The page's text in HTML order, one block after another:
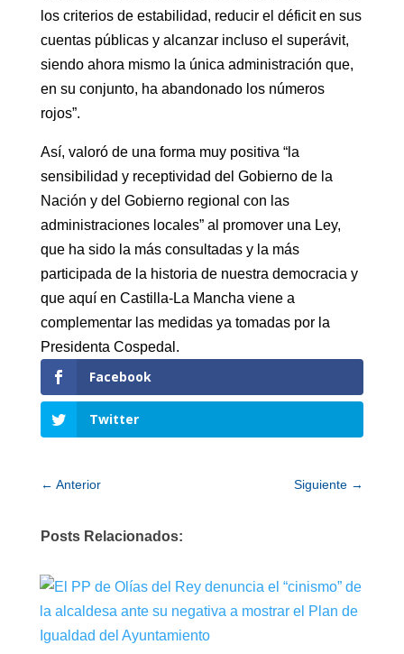
los criterios de estabilidad, reducir el déficit en sus
cuentas públicas y alcanzar incluso el superávit,
siendo ahora mismo la única administración que,
en su conjunto, ha abandonado los números
rojos”.
Así, valoró de una forma muy positiva “la
sensibilidad y receptividad del Gobierno de la
Nación y del Gobierno regional con las
administraciones locales” al promover una Ley,
que ha sido la más consultadas y la más
participada de la historia de nuestra democracia y
que aquí en Castilla-La Mancha viene a
complementar las medidas ya tomadas por la
Presidenta Cospedal.
Facebook
Twitter
← Anterior Siguiente →
Posts Relacionados: